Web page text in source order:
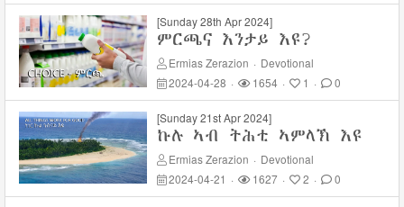
[Sunday 28th Apr 2024]
ምርጫና እንታይ እዩ?
Ermias Zerazion · Devotional
2024-04-28 · 1654 · 1 · 0
[Sunday 21st Apr 2024]
ኩሉ ኣብ ትሕቲ ኣምላኽ እዩ
Ermias Zerazion · Devotional
2024-04-21 · 1627 · 2 · 0